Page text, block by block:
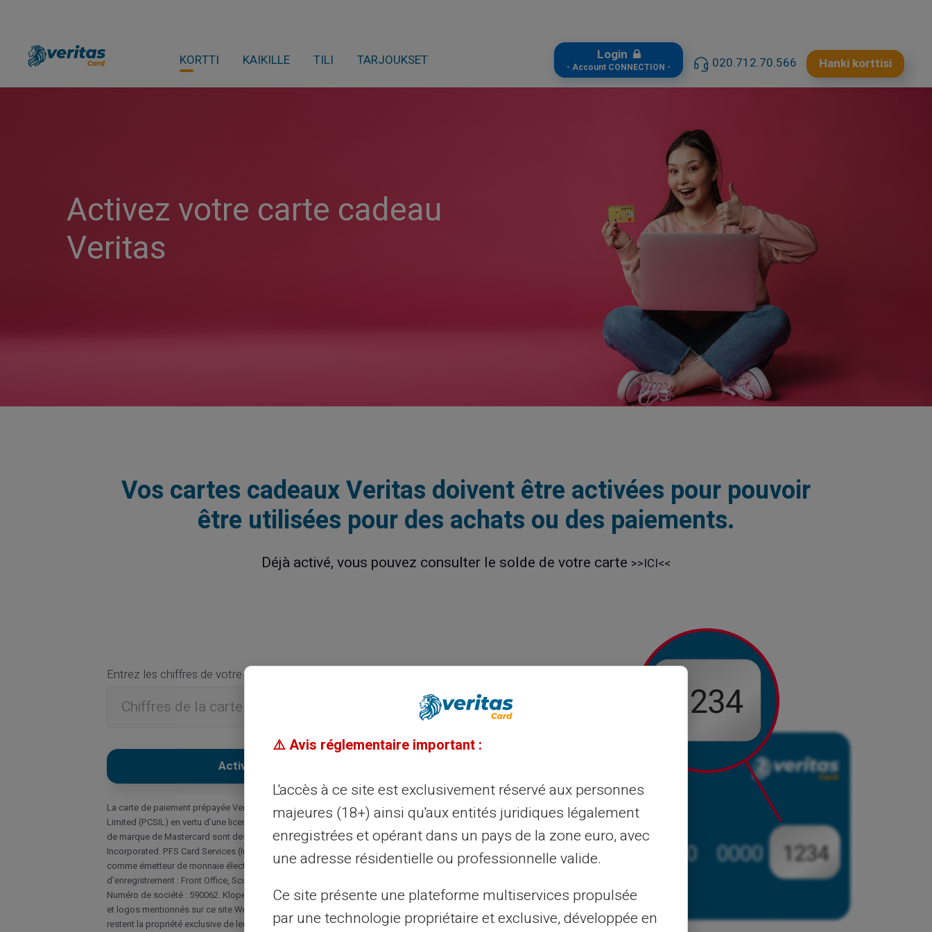
KORTTI KAIKILLE TILI TARJOUKSET Login
- Account CONNECTION - 020.712.70.566 Hanki korttisi
Activez votre carte cadeau
Veritas
Vos cartes cadeaux Veritas doivent être activées pour pouvoir
être utilisées pour des achats ou des paiements.
Déjà activé, vous pouvez consulter le solde de votre carte >>ICI<<
Entrez les chiffres de votre carte cadeau
La carte de paiement prépayée Veritas Mastercard est émise par PFS Card Services (Ireland)
Limited (PCSIL) en vertu d’une licence de Mastercard International. Mastercard et l’emblème
de marque de Mastercard sont des marques déposées de Mastercard International
Incorporated. PFS Card Services (Ireland) Limited est régulé par la Banque centrale d’Irlande
comme émetteur de monnaie électronique sous le numéro de licence C175999. Adresse
d’enregistrement : Front Office, Scurlockstown Business Park, Trim, Co. Meath, C15 K2R9.
Numéro de société : 590062. Klopercom 2010 – CARD VERITAS © Toutes les autres marques
et logos mentionnés sur ce site Web sont utilisés à des fins d’identification uniquement et
restent la propriété exclusive de leurs propriétaires respectifs.
⚠️ Avis réglementaire important :
L'accès à ce site est exclusivement réservé aux personnes
majeures (18+) ainsi qu'aux entités juridiques légalement
enregistrées et opérant dans un pays de la zone euro, avec
une adresse résidentielle ou professionnelle valide.
Ce site présente une plateforme multiservices propulsée
par une technologie propriétaire et exclusive, développée en